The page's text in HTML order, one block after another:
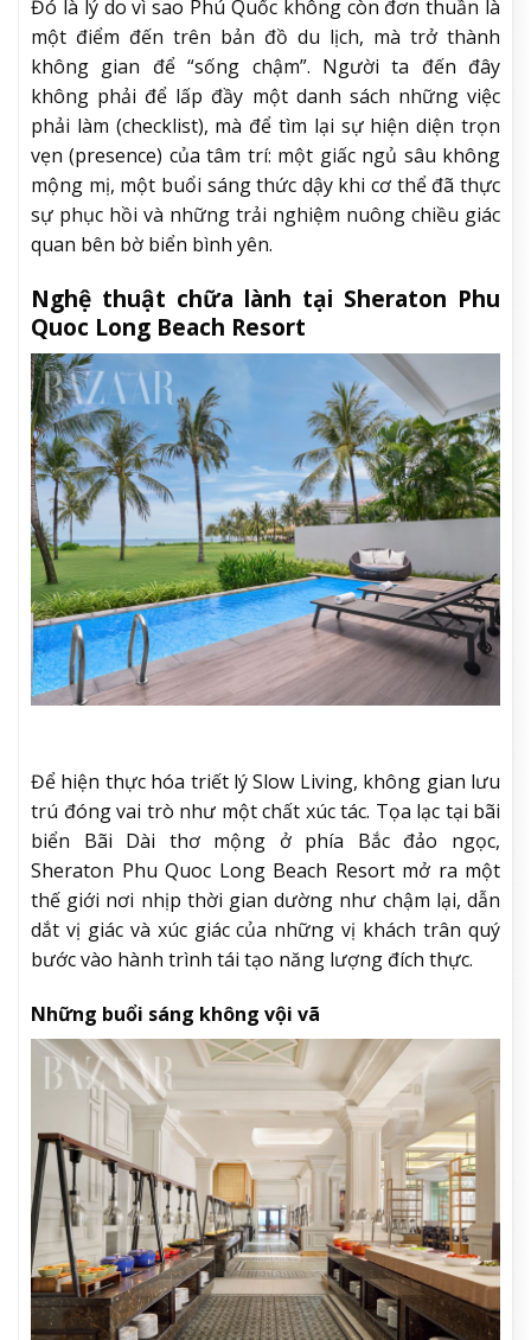
Đó là lý do vì sao Phú Quốc không còn đơn thuần là
một điểm đến trên bản đồ du lịch, mà trở thành
không gian để “sống chậm”. Người ta đến đây
không phải để lấp đầy một danh sách những việc
phải làm (checklist), mà để tìm lại sự hiện diện trọn
vẹn (presence) của tâm trí: một giấc ngủ sâu không
mộng mị, một buổi sáng thức dậy khi cơ thể đã thực
sự phục hồi và những trải nghiệm nuông chiều giác
quan bên bờ biển bình yên.
Nghệ thuật chữa lành tại Sheraton Phu
Quoc Long Beach Resort
Để hiện thực hóa triết lý Slow Living, không gian lưu
trú đóng vai trò như một chất xúc tác. Tọa lạc tại bãi
biển Bãi Dài thơ mộng ở phía Bắc đảo ngọc,
Sheraton Phu Quoc Long Beach Resort mở ra một
thế giới nơi nhịp thời gian dường như chậm lại, dẫn
dắt vị giác và xúc giác của những vị khách trân quý
bước vào hành trình tái tạo năng lượng đích thực.
Những buổi sáng không vội vã